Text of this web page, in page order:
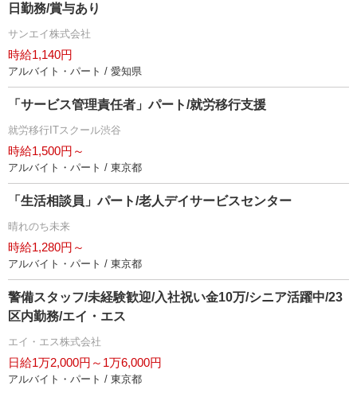
日勤務/賞与あり
サンエイ株式会社
時給1,140円
アルバイト・パート / 愛知県
「サービス管理責任者」パート/就労移行支援
就労移行ITスクール渋谷
時給1,500円～
アルバイト・パート / 東京都
「生活相談員」パート/老人デイサービスセンター
晴れのち未来
時給1,280円～
アルバイト・パート / 東京都
警備スタッフ/未経験歓迎/入社祝い金10万/シニア活躍中/23
区内勤務/エイ・エス
エイ・エス株式会社
日給1万2,000円～1万6,000円
アルバイト・パート / 東京都